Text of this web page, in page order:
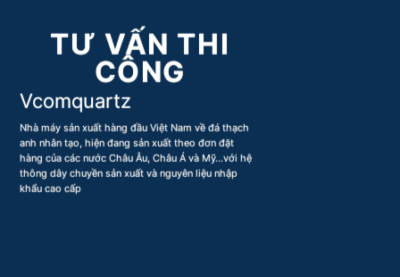
TƯ VẤN THI
CÔNG
Vcomquartz
Nhà máy sản xuất hàng đầu Việt Nam về đá thạch
anh nhân tạo, hiện đang sản xuất theo đơn đặt
hàng của các nước Châu Âu, Châu Á và Mỹ…với hệ
thông dây chuyền sản xuất và nguyên liệu nhập
khẩu cao cấp